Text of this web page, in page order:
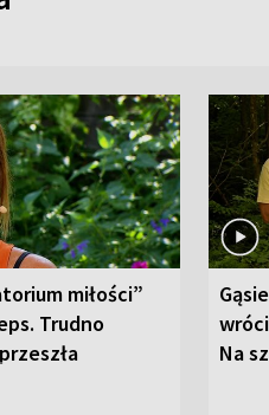
miłości”
Trudno
Na